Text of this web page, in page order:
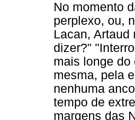
No momento
perplexo, ou,
Lacan, Artaud
dizer?"
mais longe do
mesma, pela
nenhuma
tempo de
margens das